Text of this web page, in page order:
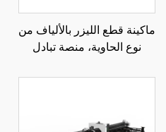
ماكينة قطع الليزر بالألياف من
نوع الحاوية، منصة تبادل